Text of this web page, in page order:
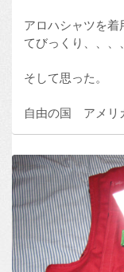
アロハシャツを着
てびっくり、、、
そして思った。
自由の国 アメリ